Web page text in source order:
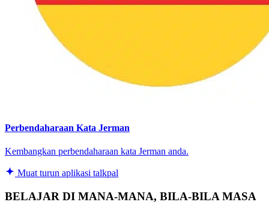
Perbendaharaan Kata Jerman
Kembangkan perbendaharaan kata Jerman anda.
Muat turun aplikasi talkpal
BELAJAR DI MANA-MANA, BILA-BILA MASA